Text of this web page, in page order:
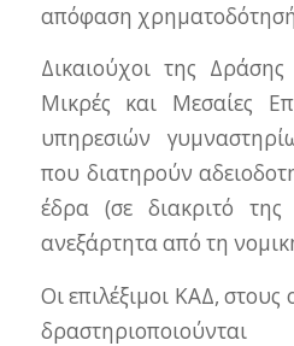
απόφαση
Δικαιούχοι της
Μικρές και Μεσαίες
υπηρεσιών
που διατηρούν
έδρα (σε διακριτό
ανεξάρτητα από τη
Οι επιλέξιμοι ΚΑΔ,